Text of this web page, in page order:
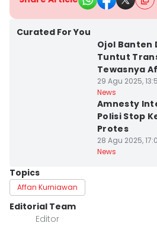
Curated For You
Ojol Banten
Tuntut
Tewasnya
29 Agu 2025,
News
Amnesty
Polisi Stop
Protes
28 Agu 2025,
News
Topics
Affan Kurniawan
Editorial Team
Editor